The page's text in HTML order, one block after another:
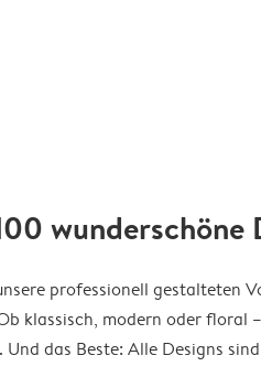
wunderschöne
professionell gestalteten
klassisch, modern oder floral
Und das Beste: Alle Designs